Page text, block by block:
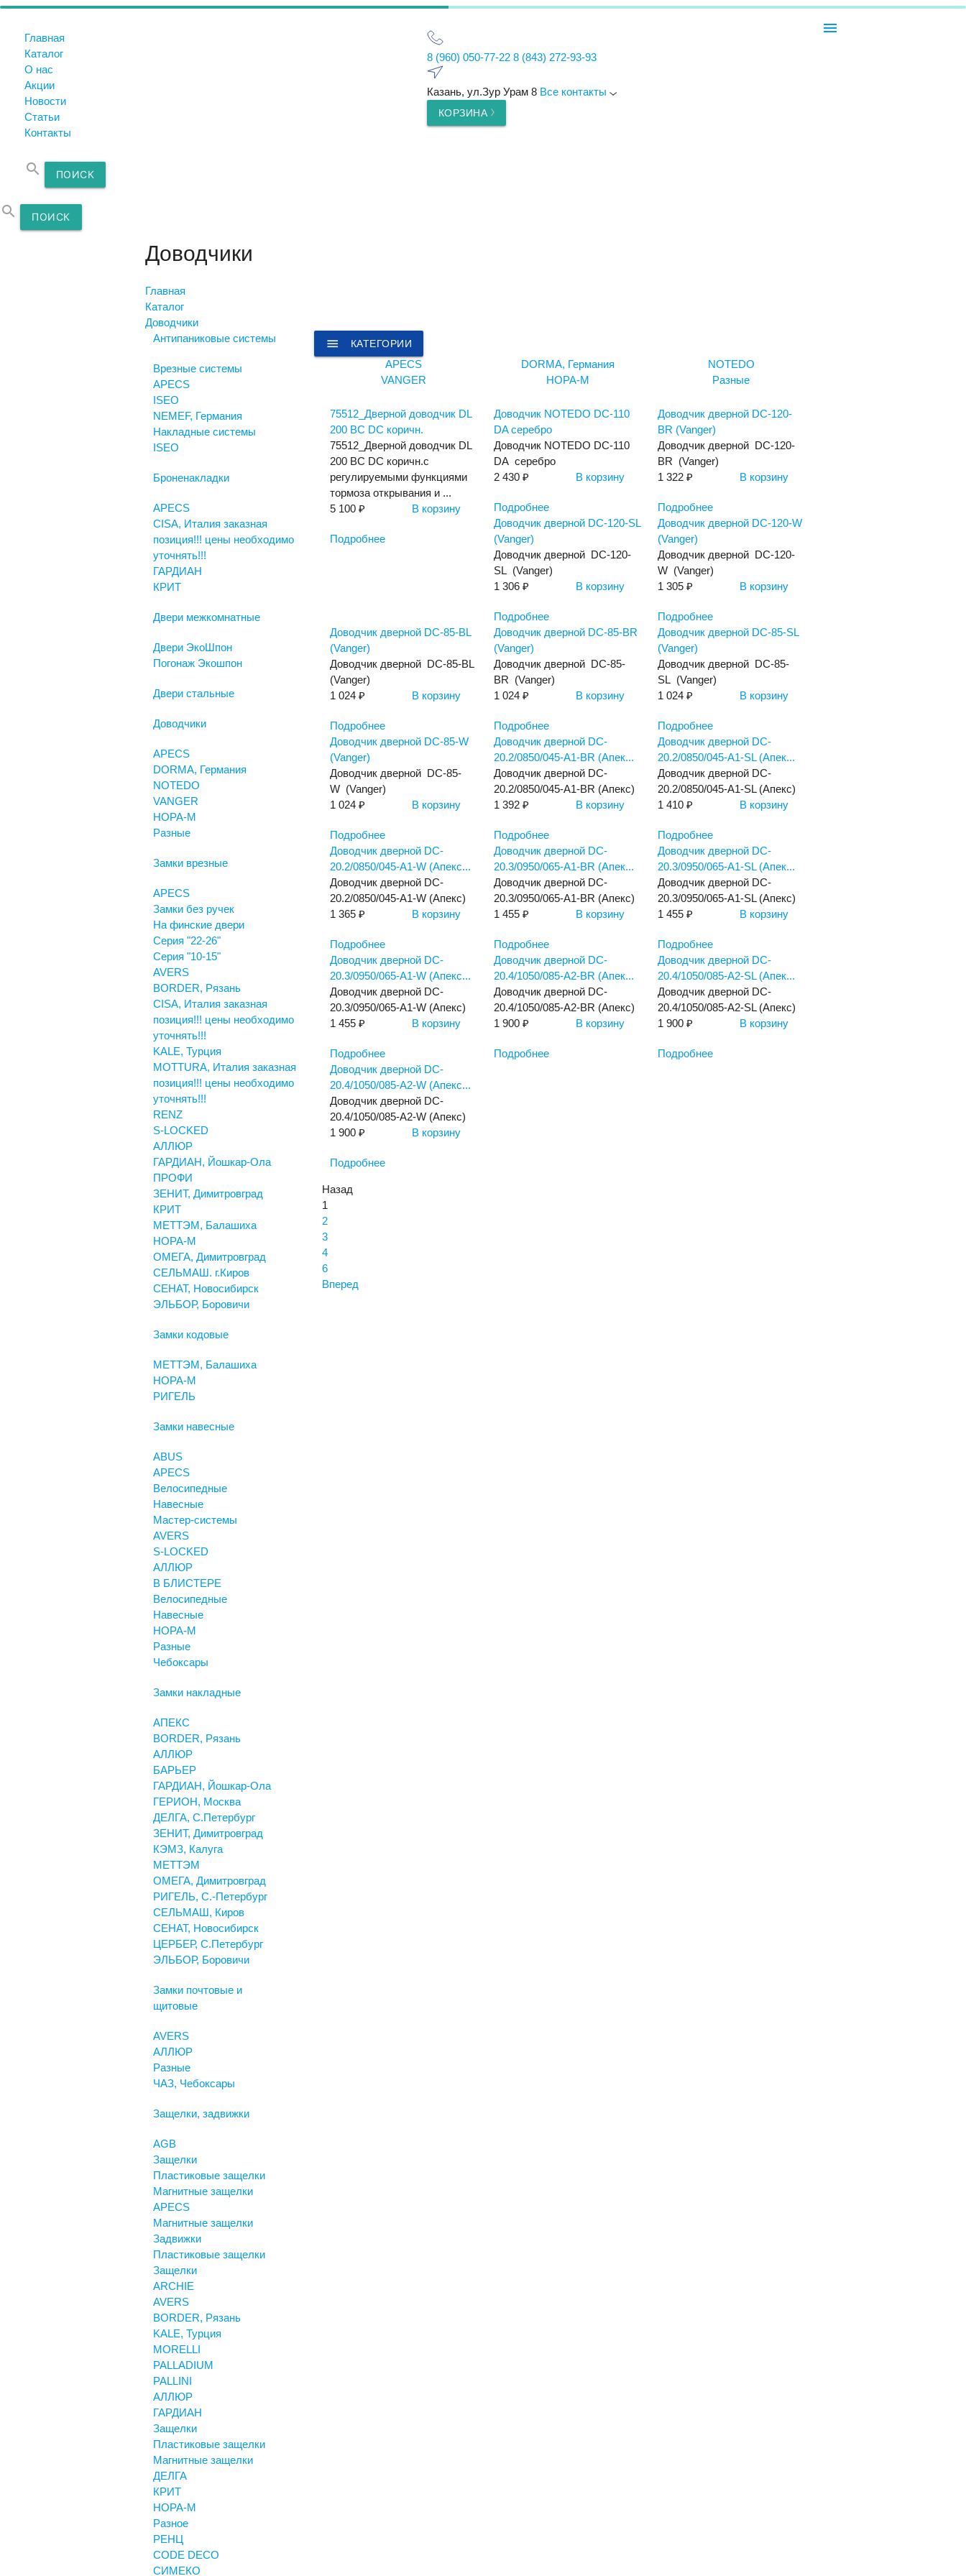
menu
Главная
Каталог
О нас
Акции
Новости
Статьи
Контакты
search ПОИСК
8 (960) 050-77-22 8 (843) 272-93-93
Казань, ул.Зур Урам 8 Все контакты
КОРЗИНА
search ПОИСК
Доводчики
Главная
Каталог
Доводчики
Антипаниковые системы
Врезные системы
APECS
ISEO
NEMEF, Германия
Накладные системы
ISEO
Броненакладки
APECS
CISA, Италия заказная
позиция!!! цены необходимо
уточнять!!!
ГАРДИАН
КРИТ
Двери межкомнатные
Двери ЭкоШпон
Погонаж Экошпон
Двери стальные
Доводчики
APECS
DORMA, Германия
NOTEDO
VANGER
НОРА-М
Разные
Замки врезные
APECS
Замки без ручек
На финские двери
Серия "22-26"
Серия "10-15"
AVERS
BORDER, Рязань
CISA, Италия заказная
позиция!!! цены необходимо
уточнять!!!
KALE, Турция
MOTTURA, Италия заказная
позиция!!! цены необходимо
уточнять!!!
RENZ
S-LOCKED
АЛЛЮР
ГАРДИАН, Йошкар-Ола
ПРОФИ
ЗЕНИТ, Димитровград
КРИТ
МЕТТЭМ, Балашиха
НОРА-М
ОМЕГА, Димитровград
СЕЛЬМАШ. г.Киров
СЕНАТ, Новосибирск
ЭЛЬБОР, Боровичи
Замки кодовые
МЕТТЭМ, Балашиха
НОРА-М
РИГЕЛЬ
Замки навесные
ABUS
APECS
Велосипедные
Навесные
Мастер-системы
AVERS
S-LOCKED
АЛЛЮР
В БЛИСТЕРЕ
Велосипедные
Навесные
НОРА-М
Разные
Чебоксары
Замки накладные
АПЕКС
BORDER, Рязань
АЛЛЮР
БАРЬЕР
ГАРДИАН, Йошкар-Ола
ГЕРИОН, Москва
ДЕЛГА, С.Петербург
ЗЕНИТ, Димитровград
КЭМЗ, Калуга
МЕТТЭМ
ОМЕГА, Димитровград
РИГЕЛЬ, С.-Петербург
СЕЛЬМАШ, Киров
СЕНАТ, Новосибирск
ЦЕРБЕР, С.Петербург
ЭЛЬБОР, Боровичи
Замки почтовые и
щитовые
AVERS
АЛЛЮР
Разные
ЧАЗ, Чебоксары
Защелки, задвижки
AGB
Защелки
Пластиковые защелки
Магнитные защелки
APECS
Магнитные защелки
Задвижки
Пластиковые защелки
Защелки
ARCHIE
AVERS
BORDER, Рязань
KALE, Турция
MORELLI
PALLADIUM
PALLINI
АЛЛЮР
ГАРДИАН
Защелки
Пластиковые защелки
Магнитные защелки
ДЕЛГА
КРИТ
НОРА-М
Разное
РЕНЦ
СODE DECO
СИМЕКО
menu КАТЕГОРИИ
APECS DORMA, Германия
NOTEDO
VANGER
НОРА-М Разные
75512_Дверной доводчик DL
200 BC DC коричн.
75512_Дверной доводчик DL
200 BC DC коричн.с
регулируемыми функциями
тормоза открывания и ...
5 100 ₽
В корзину
Подробнее
Доводчик NOTEDO DC-110
DA серебро
Доводчик NOTEDO DC-110
DA серебро
2 430 ₽
В корзину
Подробнее
Доводчик дверной DC-120-
BR (Vanger)
Доводчик дверной DC-120-
BR (Vanger)
1 322 ₽
В корзину
Подробнее
Доводчик дверной DC-120-SL
(Vanger)
Доводчик дверной DC-120-
SL (Vanger)
1 306 ₽
В корзину
Подробнее
Доводчик дверной DC-120-W
(Vanger)
Доводчик дверной DC-120-
W (Vanger)
1 305 ₽
В корзину
Подробнее
Доводчик дверной DC-85-BL
(Vanger)
Доводчик дверной DC-85-BL
(Vanger)
1 024 ₽
В корзину
Подробнее
Доводчик дверной DC-85-BR
(Vanger)
Доводчик дверной DC-85-
BR (Vanger)
1 024 ₽
В корзину
Подробнее
Доводчик дверной DC-85-SL
(Vanger)
Доводчик дверной DC-85-
SL (Vanger)
1 024 ₽
В корзину
Подробнее
Доводчик дверной DC-85-W
(Vanger)
Доводчик дверной DC-85-
W (Vanger)
1 024 ₽
В корзину
Подробнее
Доводчик дверной DC-
20.2/0850/045-А1-BR (Апек...
Доводчик дверной DC-
20.2/0850/045-А1-BR (Апекс)
1 392 ₽
В корзину
Подробнее
Доводчик дверной DC-
20.2/0850/045-А1-SL (Апек...
Доводчик дверной DC-
20.2/0850/045-А1-SL (Апекс)
1 410 ₽
В корзину
Подробнее
Доводчик дверной DC-
20.2/0850/045-А1-W (Апекс...
Доводчик дверной DC-
20.2/0850/045-А1-W (Апекс)
1 365 ₽
В корзину
Подробнее
Доводчик дверной DC-
20.3/0950/065-А1-BR (Апек...
Доводчик дверной DC-
20.3/0950/065-А1-BR (Апекс)
1 455 ₽
В корзину
Подробнее
Доводчик дверной DC-
20.3/0950/065-А1-SL (Апек...
Доводчик дверной DC-
20.3/0950/065-А1-SL (Апекс)
1 455 ₽
В корзину
Подробнее
Доводчик дверной DC-
20.3/0950/065-А1-W (Апекс...
Доводчик дверной DC-
20.3/0950/065-А1-W (Апекс)
1 455 ₽
В корзину
Подробнее
Доводчик дверной DC-
20.4/1050/085-А2-BR (Апек...
Доводчик дверной DC-
20.4/1050/085-А2-BR (Апекс)
1 900 ₽
В корзину
Подробнее
Доводчик дверной DC-
20.4/1050/085-А2-SL (Апек...
Доводчик дверной DC-
20.4/1050/085-А2-SL (Апекс)
1 900 ₽
В корзину
Подробнее
Доводчик дверной DC-
20.4/1050/085-А2-W (Апекс...
Доводчик дверной DC-
20.4/1050/085-А2-W (Апекс)
1 900 ₽
В корзину
Подробнее
Назад
1
2
3
4
6
Вперед